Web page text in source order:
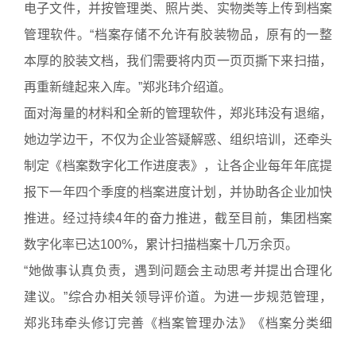
电子文件，并按管理类、照片类、实物类等上传到档案
管理软件。“档案存储不允许有胶装物品，原有的一整
本厚的胶装文档，我们需要将内页一页页撕下来扫描，
再重新缝起来入库。”郑兆玮介绍道。
面对海量的材料和全新的管理软件，郑兆玮没有退缩，
她边学边干，不仅为企业答疑解惑、组织培训，还牵头
制定《档案数字化工作进度表》，让各企业每年年底提
报下一年四个季度的档案进度计划，并协助各企业加快
推进。经过持续4年的奋力推进，截至目前，集团档案
数字化率已达100%，累计扫描档案十几万余页。
“她做事认真负责，遇到问题会主动思考并提出合理化
建议。”综合办相关领导评价道。为进一步规范管理，
郑兆玮牵头修订完善《档案管理办法》《档案分类细